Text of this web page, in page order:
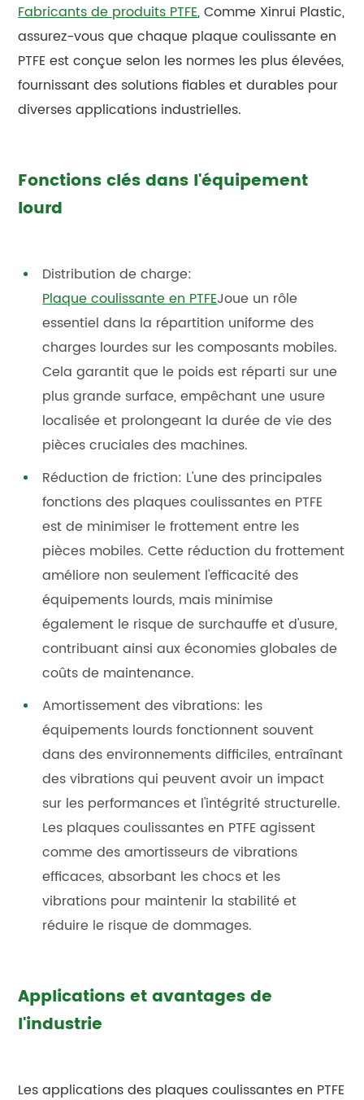
Fabricants de produits PTFE, Comme Xinrui Plastic,
assurez-vous que chaque plaque coulissante en
PTFE est conçue selon les normes les plus élevées,
fournissant des solutions fiables et durables pour
diverses applications industrielles.
Fonctions clés dans l'équipement
lourd
Distribution de charge:
Plaque coulissante en PTFEJoue un rôle
essentiel dans la répartition uniforme des
charges lourdes sur les composants mobiles.
Cela garantit que le poids est réparti sur une
plus grande surface, empêchant une usure
localisée et prolongeant la durée de vie des
pièces cruciales des machines.
Réduction de friction: L'une des principales
fonctions des plaques coulissantes en PTFE
est de minimiser le frottement entre les
pièces mobiles. Cette réduction du frottement
améliore non seulement l'efficacité des
équipements lourds, mais minimise
également le risque de surchauffe et d'usure,
contribuant ainsi aux économies globales de
coûts de maintenance.
Amortissement des vibrations: les
équipements lourds fonctionnent souvent
dans des environnements difficiles, entraînant
des vibrations qui peuvent avoir un impact
sur les performances et l'intégrité structurelle.
Les plaques coulissantes en PTFE agissent
comme des amortisseurs de vibrations
efficaces, absorbant les chocs et les
vibrations pour maintenir la stabilité et
réduire le risque de dommages.
Applications et avantages de
l'industrie
Les applications des plaques coulissantes en PTFE